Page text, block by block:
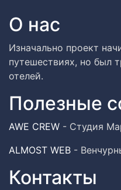
О нас
Изначально проект
путешествиях, но был
отелей.
Полезные
AWE CREW - Студия
ALMOST WEB -
Контакты